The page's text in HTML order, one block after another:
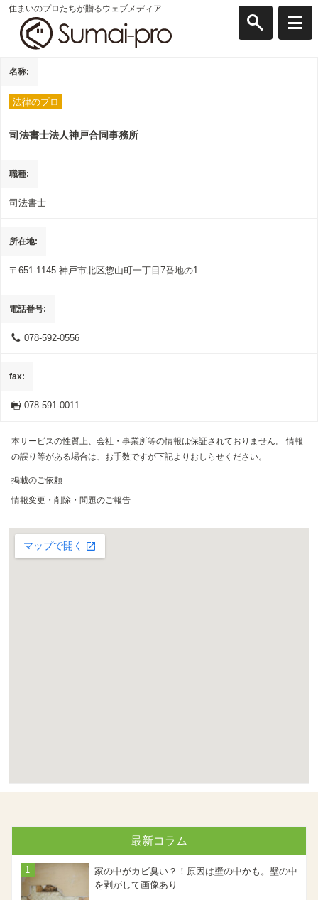
住まいのプロたちが贈るウェブメディア
名称
法律のプロ
司法書士法人神戸合同事務所
職種
司法書士
所在地
〒651-1145 神戸市北区惣山町一丁目7番地の1
電話番号
078-592-0556
fax
078-591-0011
本サービスの性質上、会社・事業所等の情報は保証されておりません。 情報
の誤り等がある場合は、お手数ですが下記よりおしらせください。
掲載のご依頼
情報変更・削除・問題のご報告
最新コラム
家の中がカビ臭い？！原因は壁の中かも。壁の中
を剥がして画像あり